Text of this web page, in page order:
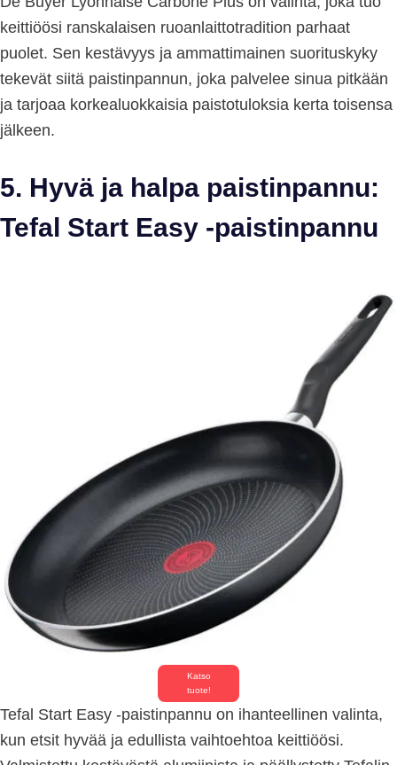
keittiöösi ranskalaisen ruoanlaittotradition parhaat
puolet. Sen kestävyys ja ammattimainen suorituskyky
tekevät siitä paistinpannun, joka palvelee sinua pitkään
ja tarjoaa korkealuokkaisia paistotuloksia kerta toisensa
jälkeen.
5. Hyvä ja halpa paistinpannu:
Tefal Start Easy -paistinpannu
Katso
tuote!
Tefal Start Easy -paistinpannu on ihanteellinen valinta,
kun etsit hyvää ja edullista vaihtoehtoa keittiöösi.